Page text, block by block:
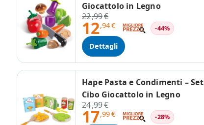
Giocattolo in Legno
22,99€
12,94€ -44%
Dettagli
Hape Pasta e Condimenti – Set
Cibo Giocattolo in Legno
24,99€
17,99€ -28%